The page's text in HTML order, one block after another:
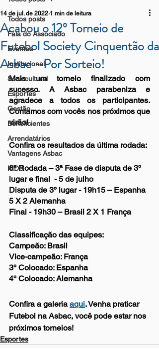
Todos posts
Fala do Associado
Eventos
Institucional
Sociocultural
Esportes
Gestão
Beneficientes
Arrendatários
Vantagens Asbac
KIDS
Acabou o 12º Torneio de
Futebol Society Cinquentão da
Asbac - Por Sorteio!
14 de jul. de 2022 1 min de leitura
Mais um torneio finalizado com
sucesso. A Asbac parabeniza e
agradece a todos os participantes.
Contamos com vocês nos próximos que
virão!
Confira os resultados da última rodada:
8ª Rodada – 3ª Fase de disputa de 3º
lugar e final  - 5 de julho
Disputa de 3º lugar - 19h15 – Espanha
5 X 2 Alemanha
Final - 19h30 – Brasil 2 X 1 França
Classificação das equipes:
Campeão: Brasil
Vice-campeão: França
3º Colocado: Espanha
4º Colocado: Alemanha
Confira a galeria aqui. Venha praticar
Futebol na Asbac, você pode estar nos
próximos torneios!
Esportes